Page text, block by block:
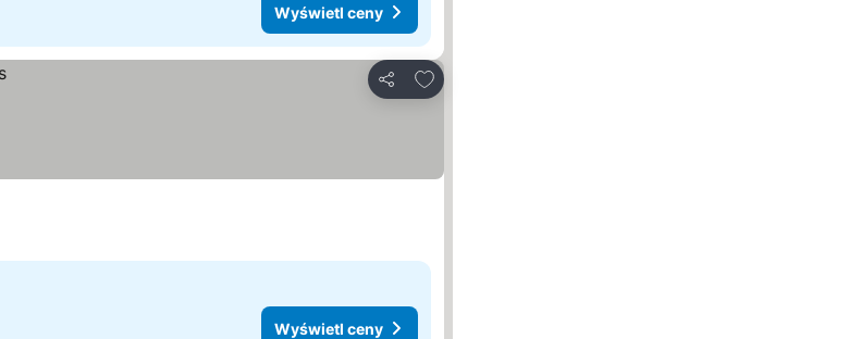
Wyświetl ceny
Udostępnij
Dodaj do ulubionych
Wyświetl ceny